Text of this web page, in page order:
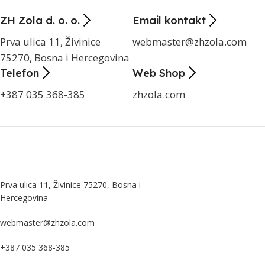
ZH Zola d. o. o.
Prva ulica 11, Živinice
75270, Bosna i Hercegovina
Email kontakt
webmaster@zhzola.com
Telefon
+387 035 368-385
Web Shop
zhzola.com
Prva ulica 11, Živinice 75270, Bosna i
Hercegovina
webmaster@zhzola.com
+387 035 368-385